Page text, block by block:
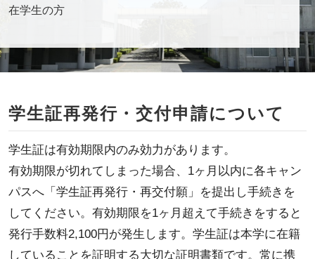
在学生の方
学生証再発行・交付申請について
学生証は有効期限内のみ効力があります。
有効期限が切れてしまった場合、1ヶ月以内に各キャン
パスへ「学生証再発行・再交付願」を提出し手続きを
してください。有効期限を1ヶ月超えて手続きをすると
発行手数料2,100円が発生します。学生証は本学に在籍
していることを証明する大切な証明書類です。常に携